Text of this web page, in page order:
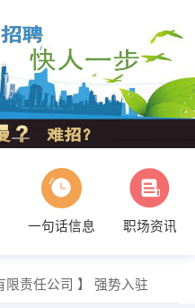
一句话信息 职场资讯
限责任公司 】 强势入驻